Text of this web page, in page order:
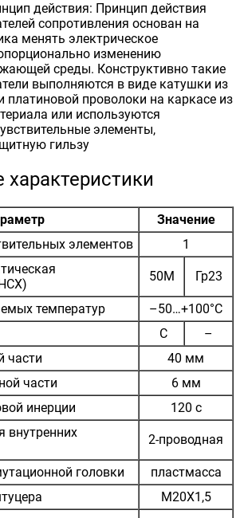
действия: Принцип действия
сопротивления основан на
менять электрическое
изменению
среды. Конструктивно такие
выполняются в виде катушки из
платиновой проволоки на каркасе из
или используются
элементы,
гильзу
характеристики
Значение
элементов
1
50М Гр23
температур
–50…+100°C
С
–
части
40 мм
части
6 мм
инерции
120 с
внутренних
2-проводная
головки
пластмасса
М20Х1,5